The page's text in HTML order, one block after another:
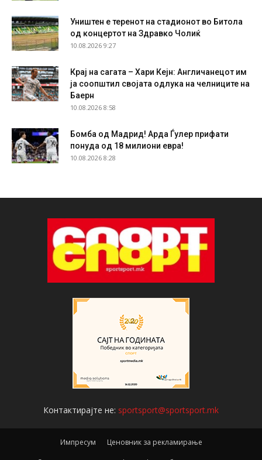
Уништен е теренот на стадионот во Битола
од концертот на Здравко Чолиќ
10.08.2026 9:27
Крај на сагата – Хари Кејн: Англичанецот им
ја соопштил својата одлука на челниците на
Баерн
10.08.2026 8:58
Бомба од Мадрид! Арда Ѓулер прифати
понуда од 18 милиони евра!
10.08.2026 8:28
Контактирајте не: sportsport@sportsport.mk
Импресум Ценовник за рекламирање